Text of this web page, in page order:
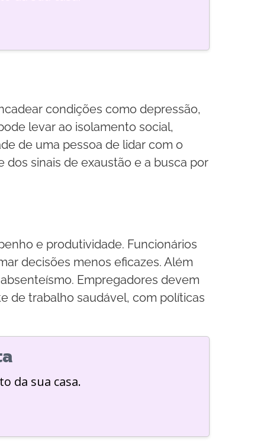
condições como depressão,
levar ao isolamento social,
de uma pessoa de lidar com o
sinais de exaustão e a busca por
e produtividade. Funcionários
decisões menos eficazes. Além
Empregadores devem
de trabalho saudável, com políticas
da sua casa.